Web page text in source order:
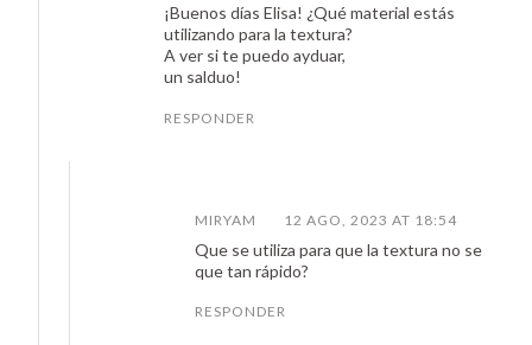
¡Buenos días Elisa! ¿Qué material estás
utilizando para la textura?
A ver si te puedo ayduar,
un salduo!
RESPONDER
MIRYAM 12 AGO, 2023 AT 18:54
Que se utiliza para que la textura no se
que tan rápido?
RESPONDER